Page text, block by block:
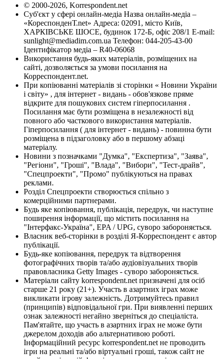
© 2000-2026, Korrespondent.net
Суб'єкт у сфері онлайн-медіа Назва онлайн-медіа –
«КореспонденТ.net» Адреса: 02091, місто Київ,
ХАРКІВСЬКЕ ШОСЕ, будинок 172-Б, офіс 208/1 E-mail:
sunlight@mediadim.com.ua Телефон: 044-205-43-00
Ідентифікатор медіа – R40-06068
Використання будь-яких матеріалів, розміщених на
сайті, дозволяється за умови посилання на
Корреспондент.net.
При копіюванні матеріалів зі сторінки « Новини України
і світу» , для інтернет - видань - обов'язкове пряме
відкрите для пошукових систем гіперпосилання .
Посилання має бути розміщена в незалежності від
повного або часткового використання матеріалів.
Гіперпосилання ( для інтернет - видань) - повинна бути
розміщена в підзаголовку або в першому абзаці
матеріалу.
Новини з позначками "Думка", "Експертиза", "Заява",
"Регіони", "Гроші", "Влада", "Вибори", "Тест-драйв",
"Спецпроекти", "Промо" публікуються на правах
реклами.
Розділ Спецпроекти створюється спільно з
комерційними партнерами.
Будь яке копіювання, публікація, передрук, чи наступне
поширення інформації, що містить посилання на
"Інтерфакс-Україна", EPA / UPG, суворо забороняється.
Власник веб-сторінки в розділі Я-Корреспондент є автор
публікації.
Будь-яке копіювання, передрук та відтворення
фотографічних творів та/або аудіовізуальних творів
правовласника Getty Images - суворо забороняється.
Матеріали сайту korrespondent.net призначені для осіб
старше 21 року (21+). Участь в азартних іграх може
викликати ігрову залежність. Дотримуйтесь правил
(принципів) відповідальної гри. При виявленні перших
ознак залежності негайно зверніться до спеціаліста.
Пам'ятайте, що участь в азартних іграх не може бути
джерелом доходів або альтернативою роботі.
Інформаційний ресурс korrespondent.net не проводить
ігри на реальні та/або віртуальні гроші, також сайт не